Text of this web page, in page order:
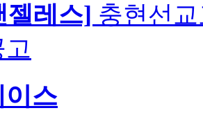
젤레스] 충현선
고
이스